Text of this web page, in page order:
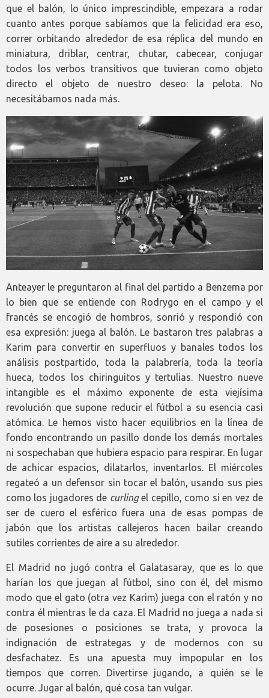
que el balón, lo único imprescindible, empezara a rodar
cuanto antes porque sabíamos que la felicidad era eso,
correr orbitando alrededor de esa réplica del mundo en
miniatura, driblar, centrar, chutar, cabecear, conjugar
todos los verbos transitivos que tuvieran como objeto
directo el objeto de nuestro deseo: la pelota. No
necesitábamos nada más.
Anteayer le preguntaron al final del partido a Benzema por
lo bien que se entiende con Rodrygo en el campo y el
francés se encogió de hombros, sonrió y respondió con
esa expresión: juega al balón. Le bastaron tres palabras a
Karim para convertir en superfluos y banales todos los
análisis postpartido, toda la palabrería, toda la teoría
hueca, todos los chiringuitos y tertulias. Nuestro nueve
intangible es el máximo exponente de esta viejísima
revolución que supone reducir el fútbol a su esencia casi
atómica. Le hemos visto hacer equilibrios en la línea de
fondo encontrando un pasillo donde los demás mortales
ni sospechaban que hubiera espacio para respirar. En lugar
de achicar espacios, dilatarlos, inventarlos. El miércoles
regateó a un defensor sin tocar el balón, usando sus pies
como los jugadores de curlingel cepillo, como si en vez de
ser de cuero el esférico fuera una de esas pompas de
jabón que los artistas callejeros hacen bailar creando
sutiles corrientes de aire a su alrededor.
El Madrid no jugó contra el Galatasaray, que es lo que
harían los que juegan al fútbol, sino con él, del mismo
modo que el gato (otra vez Karim) juega con el ratón y no
contra él mientras le da caza. El Madrid no juega a nada si
de posesiones o posiciones se trata, y provoca la
indignación de estrategas y de modernos con su
desfachatez. Es una apuesta muy impopular en los
tiempos que corren. Divertirse jugando, a quién se le
ocurre. Jugar al balón, qué cosa tan vulgar.